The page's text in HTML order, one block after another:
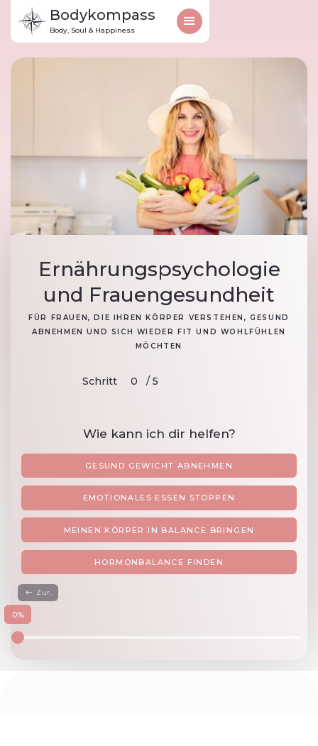
Bodykompass
Body, Soul & Happiness
Ernährungspsychologie
und Frauengesundheit
FÜR FRAUEN, DIE IHREN KÖRPER VERSTEHEN, GESUND
ABNEHMEN UND SICH WIEDER FIT UND WOHLFÜHLEN
MÖCHTEN
Schritt
0
/ 5
Wie kann ich dir helfen?
GESUND GEWICHT ABNEHMEN
EMOTIONALES ESSEN STOPPEN
MEINEN KÖRPER IN BALANCE BRINGEN
HORMONBALANCE FINDEN
Zur.
0%